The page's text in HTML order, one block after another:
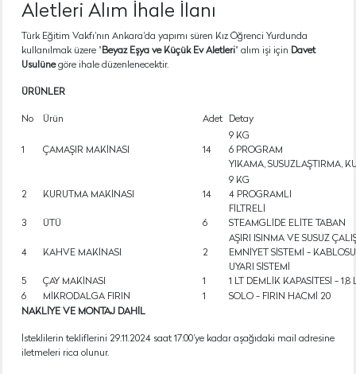
Aletleri Alım İhale İlanı
Türk Eğitim Vakfı'nın Ankara'da yapımı süren Kız Öğrenci Yurdunda
kullanılmak üzere " Beyaz Eşya ve Küçük Ev Aletleri" alım işi için Davet
Usulünegöre ihale düzenlenecektir.
ÜRÜNLER
No Ürün Adet Detay
1 ÇAMAŞIR MAKİNASI 14
9 KG
6 PROGRAM
YIKAMA, SUSUZLAŞTIRMA,
2 KURUTMA MAKİNASI 14
9 KG
4 PROGRAMLI
FİLTRELİ
3
ÜTÜ 6 STEAMGLİDE ELİTE TABAN
4 KAHVE MAKİNASI 2
AŞIRI ISINMA VE SUSUZ
EMNİYET SİSTEMİ -
UYARI SİSTEMİ
5
ÇAY MAKİNASI 1
1 LT DEMLİK KAPASİTESİ - 1,8
6
MİKRODALGA FIRIN 1
SOLO - FIRIN HACMİ 20
NAKLİYE VE MONTAJ DAHİL
İsteklilerin tekliflerini 29.11.2024 saat 17:00’ye kadar aşağıdaki mail adresine
iletmeleri rica olunur.